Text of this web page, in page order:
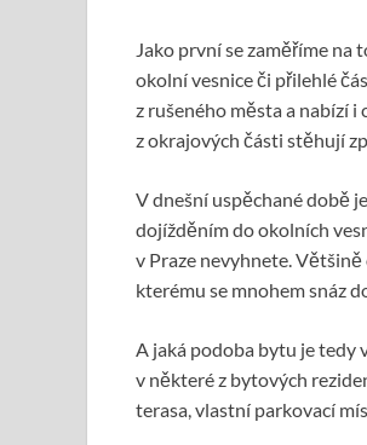
Jako první se zaměříme na
okolní vesnice či přilehlé
z rušeného města a nabízí i
z okrajových části stěhují
V dnešní uspěchané době
dojížděním do okolních
v Praze nevyhnete.
kterému se mnohem snáz
A jaká podoba bytu je tedy
v některé z bytových
terasa, vlastní parkovací